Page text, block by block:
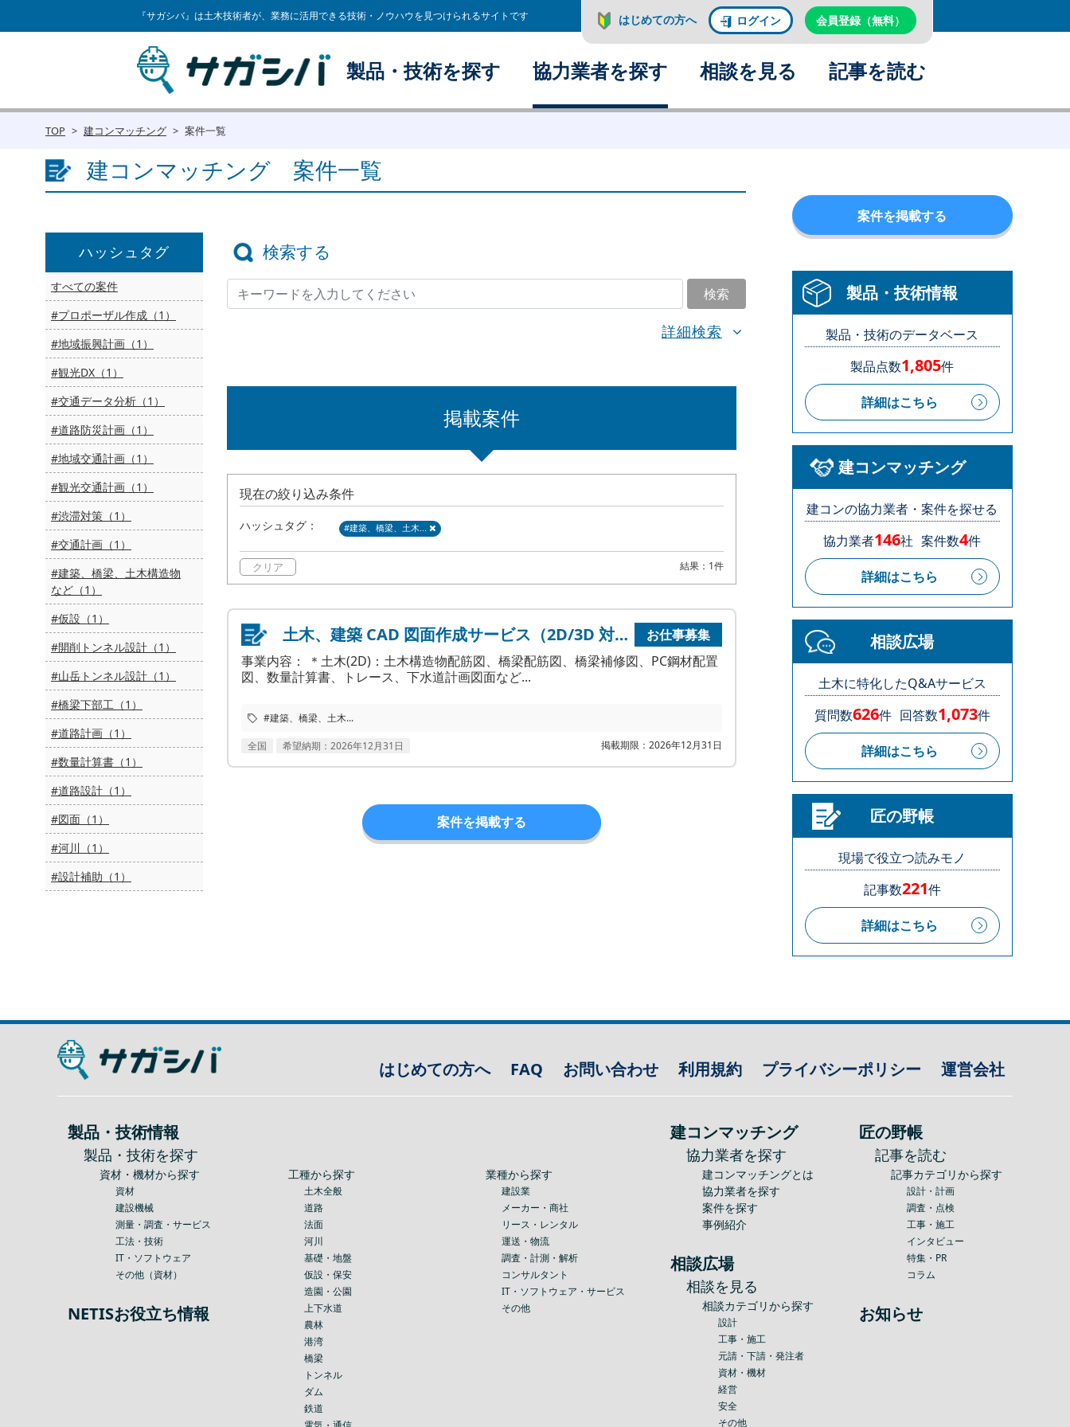
『サガシバ』は土木技術者が、業務に活用できる技術・ノウハウを見つけられるサイトです はじめての方へ ログイン 会員登録（無料）
製品・技術を探す 協力業者を探す 相談を見る 記事を読む
TOP 建コンマッチング 案件一覧
建コンマッチング 案件一覧
ハッシュタグ
すべての案件
#プロポーザル作成（1）
#地域振興計画（1）
#観光DX（1）
#交通データ分析（1）
#道路防災計画（1）
#地域交通計画（1）
#観光交通計画（1）
#渋滞対策（1）
#交通計画（1）
#建築、橋梁、土木構造物
など（1）
#仮設（1）
#開削トンネル設計（1）
#山岳トンネル設計（1）
#橋梁下部工（1）
#道路計画（1）
#数量計算書（1）
#道路設計（1）
#図面（1）
#河川（1）
#設計補助（1）
検索する
検索
詳細検索
掲載案件
現在の絞り込み条件
ハッシュタグ： #建築、橋梁、土木...
クリア 結果：1件
土木、建築 CAD 図面作成サービス（2D/3D 対応）
お仕事募集
事業内容： ＊土木(2D)：土木構造物配筋図、橋梁配筋図、橋梁補修図、PC鋼材配置
図、数量計算書、トレース、下水道計画図面など...
#建築、橋梁、土木...
全国 希望納期：2026年12月31日 掲載期限：2026年12月31日
案件を掲載する
案件を掲載する
製品・技術情報
製品・技術のデータベース
製品点数1,805件
詳細はこちら
建コンマッチング
建コンの協力業者・案件を探せる
協力業者146社 案件数4件
詳細はこちら
相談広場
土木に特化したQ&Aサービス
質問数626件 回答数1,073件
詳細はこちら
匠の野帳
現場で役立つ読みモノ
記事数221件
詳細はこちら
はじめての方へ FAQ お問い合わせ 利用規約 プライバシーポリシー 運営会社
製品・技術情報
製品・技術を探す
資材・機材から探す
資材
建設機械
測量・調査・サービス
工法・技術
IT・ソフトウェア
その他（資材）
NETISお役立ち情報
工種から探す
土木全般
道路
法面
河川
基礎・地盤
仮設・保安
造園・公園
上下水道
農林
港湾
橋梁
トンネル
ダム
鉄道
業種から探す
建設業
メーカー・商社
リース・レンタル
運送・物流
調査・計測・解析
コンサルタント
IT・ソフトウェア・サービス
その他
建コンマッチング
協力業者を探す
建コンマッチングとは
協力業者を探す
案件を探す
事例紹介
相談広場
相談を見る
相談カテゴリから探す
設計
工事・施工
元請・下請・発注者
資材・機材
経営
安全
その他
匠の野帳
記事を読む
記事カテゴリから探す
設計・計画
調査・点検
工事・施工
インタビュー
特集・PR
コラム
お知らせ